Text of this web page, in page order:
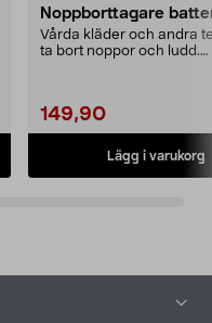
Noppborttagare
Vårda kläder och andra
ta bort noppor och ludd.
149,90
Lägg i varukorg